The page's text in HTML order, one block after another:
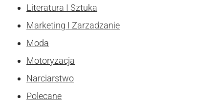
Literatura I Sztuka
Marketing I Zarzadzanie
Moda
Motoryzacja
Narciarstwo
Polecane